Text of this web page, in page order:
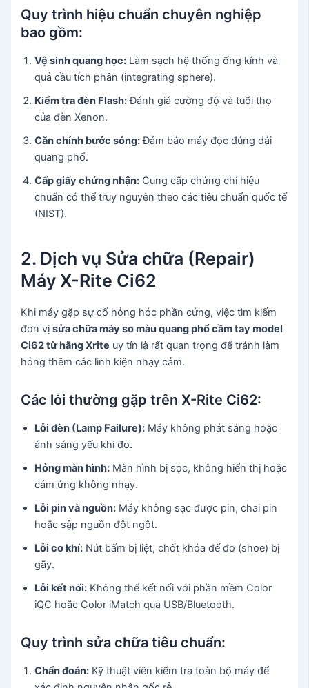
Quy trình hiệu chuẩn chuyên nghiệp
bao gồm:
Vệ sinh quang học: Làm sạch hệ thống ống kính và
quả cầu tích phân (integrating sphere).
Kiểm tra đèn Flash:Đánh giá cường độ và tuổi thọ
của đèn Xenon.
Căn chỉnh bước sóng:Đảm bảo máy đọc đúng dải
quang phổ.
Cấp giấy chứng nhận: Cung cấp chứng chỉ hiệu
chuẩn có thể truy nguyên theo các tiêu chuẩn quốc tế
(NIST).
2. Dịch vụ Sửa chữa (Repair)
Máy X-Rite Ci62
Khi máy gặp sự cố hỏng hóc phần cứng, việc tìm kiếm
đơn vịsửa chữa máy so màu quang phổ cầm tay model
Ci62 từ hãng Xrite uy tín là rất quan trọng để tránh làm
hỏng thêm các linh kiện nhạy cảm.
Các lỗi thường gặp trên X-Rite Ci62:
Lỗi đèn (Lamp Failure): Máy không phát sáng hoặc
ánh sáng yếu khi đo.
Hỏng màn hình: Màn hình bị sọc, không hiển thị hoặc
cảm ứng không nhạy.
Lỗi pin và nguồn: Máy không sạc được pin, chai pin
hoặc sập nguồn đột ngột.
Lỗi cơ khí: Nút bấm bị liệt, chốt khóa đế đo (shoe) bị
gãy.
Lỗi kết nối: Không thể kết nối với phần mềm Color
iQC hoặc Color iMatch qua USB/Bluetooth.
Quy trình sửa chữa tiêu chuẩn:
Chẩn đoán: Kỹ thuật viên kiểm tra toàn bộ máy để